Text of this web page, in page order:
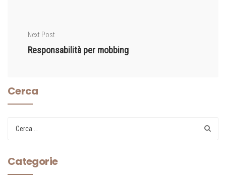
Next Post
Responsabilità per mobbing
Cerca
Categorie